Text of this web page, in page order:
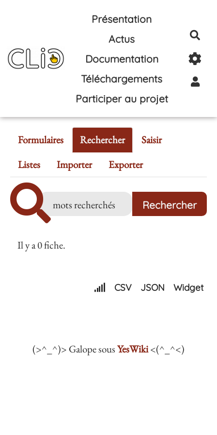
Aller au contenu principal
Présentation
Actus
Documentation
Téléchargements
Participer au projet
Formulaires Rechercher
Saisir
Listes
Importer Exporter
Il y a 0 fiche.
CSV JSON Widget
(>^_^)> Galope sousYesWiki<(^_^<)